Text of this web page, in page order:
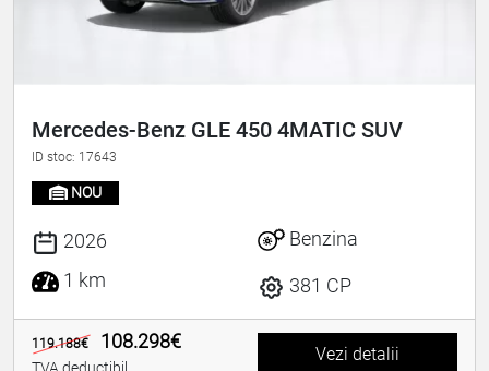
Mercedes-Benz GLE 450 4MATIC SUV
ID stoc: 17643
NOU
2026
1 km
Benzina
381 CP
119.188€ 108.298€
Vezi detalii